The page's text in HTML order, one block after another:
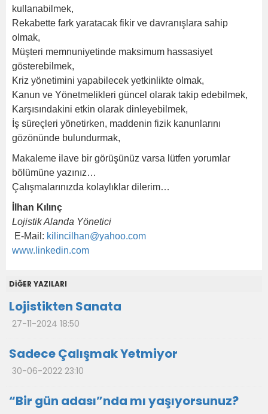
kullanabilmek,
Rekabette fark yaratacak fikir ve davranışlara sahip
olmak,
Müşteri memnuniyetinde maksimum hassasiyet
gösterebilmek,
Kriz yönetimini yapabilecek yetkinlikte olmak,
Kanun ve Yönetmelikleri güncel olarak takip edebilmek,
Karşısındakini etkin olarak dinleyebilmek,
İş süreçleri yönetirken, maddenin fizik kanunlarını
gözönünde bulundurmak,
Makaleme ilave bir görüşünüz varsa lütfen yorumlar
bölümüne yazınız…
Çalışmalarınızda kolaylıklar dilerim…
İlhan Kılınç
Lojistik Alanda Yönetici
E-Mail: kilincilhan@yahoo.com
www.linkedin.com
DİĞER YAZILARI
Lojistikten Sanata
27-11-2024 18:50
Sadece Çalışmak Yetmiyor
30-06-2022 23:10
“Bir gün adası”nda mı yaşıyorsunuz?